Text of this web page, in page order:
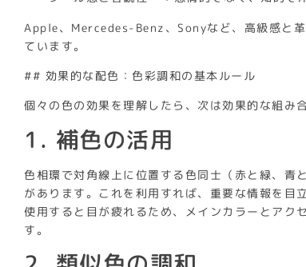
Apple、Mercedes-Benz、Sonyなど、高級感と
ています。
## 効果的な配色：色彩調和の基本ルール
個々の色の効果を理解したら、次は効果的な組み
1. 補色の活用
色相環で対角線上に位置する色同士（赤と緑、青
があります。これを利用すれば、重要な情報を目
使用すると目が疲れるため、メインカラーとアク
す。